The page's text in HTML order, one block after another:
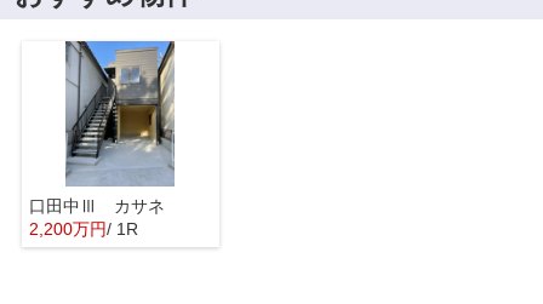
口田中Ⅲ カサネ
2,200万円/ 1R